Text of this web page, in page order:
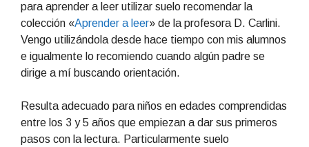
para aprender a leer utilizar suelo recomendar la
colección «Aprender a leer» de la profesora D. Carlini.
Vengo utilizándola desde hace tiempo con mis alumnos
e igualmente lo recomiendo cuando algún padre se
dirige a mí buscando orientación.
Resulta adecuado para niños en edades comprendidas
entre los 3 y 5 años que empiezan a dar sus primeros
pasos con la lectura. Particularmente suelo